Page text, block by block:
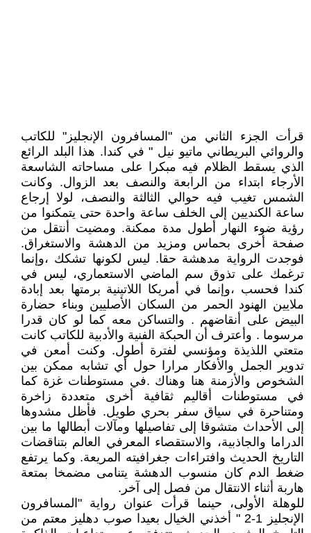
قرأت الجزء الثاني من "المسافرون الإنجليز" للكاتب
والروائي البريطاني ماتيو نيل " في كندا. هذا البلد الرائع
الذي يسقط الظلام فيه مبكرا على مساحاته الشاسعة
الأرجاء ابتداء من الرابعة والنصف بعد الزوال. وكانت
الشمس تغيب فيه حوالي الثالثة والنصف، لولا إرجاع
ساعة الكنديين إلى الخلف ساعة واحدة حتى يتمكنوا من
رؤية ضوء النهار أطول مدة ممكنة. ومضيت أنتقل من
صفحة أخرى بحماس ومزيد من الدهشة والاستغراق.
فوجدت الرواية مدهشة حقا. ليس لكونها تشكك ،وإنما
ترغمك على تذوق سم الماضي الاستعماري، ليس في
كندا فحسب ،وإنما في أمريكا اللاتينية برمتها بعد إبادة
ملايين الهنود الحمر من السكان الأصليين وبناء حضارة
البيض على أنقاضهم . والتساكن معه كما لو كان قدرا
مرسوما . وأعترف أن الحبكة الفنية والأدبية للكاتب كانت
متعتي اللذيذة ومؤنسي لفترة أطول. وكنت أمعن في
تدوير الجمل والأفكار مرارا حول أي تشابه ممكن بين
الشخوص والأزمنة هنا وهناك .في مستوطنات غزة كما
في مستوطنات أقاليم ثقافية أخرى متعددة زاخرة
ومتناحرة في سياق سفر بحري طويل. فأظل مشدوها
إلى الأحداث متشوقا إلى تفاصيلها ومآلات أبطالها ما بين
الدراما والجاذبية، والاستقصاء المعرفي العالم بتناقضات
التاريخ الحديث وافتراءات جغرافيته المريعة. وكما يرتفع
ضغط الدم كان منسوب الدهشة يتنامى مضمخا بمتعة
هاربة أثناء الانتقال من فصل إلى آخر.
للوهلة الأولى، حينما قرأت عنوان رواية "المسافرون
الإنجليز 1-2 " أخذني الخيال بعيدا صوب دهليز معتم من